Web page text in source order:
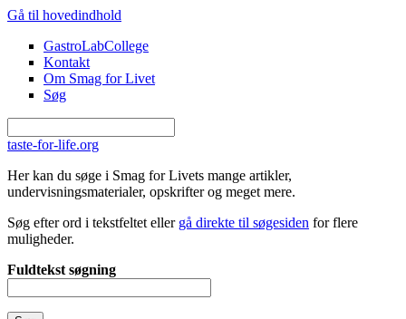
Gå til hovedindhold
GastroLabCollege
Kontakt
Om Smag for Livet
Søg
taste-for-life.org
Her kan du søge i Smag for Livets mange artikler,
undervisningsmaterialer, opskrifter og meget mere.
Søg efter ord i tekstfeltet eller gå direkte til søgesiden for flere
muligheder.
Fuldtekst søgning